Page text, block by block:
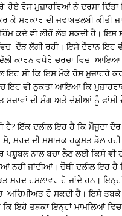
ਹੋਏ ਰੋਸ ਮੁਜ਼ਾਹਰਿਆਂ ਨੇ ਦਰਸਾ
ਸਰਕਾਰ ਦੀ ਜਵਾਬਤਲਬੀ ਕੀਤੀ
ਕਦੇ ਵੀ ਲੀਹੋਂ ਲੱਥ ਸਕਦੀ ਹੈ।
ਦੌੜ ਲੱਗੀ ਰਹੀ। ਇਸੇ ਦੌਰਾਨ ਇਹ
ਕਾਰਨ ਵਧੇਰੇ ਚਰਚਾ ਵਿਚ
ਇਹ ਸੀ ਕਿ ਇਸ ਮੌਕੇ ਰੋਸ ਮੁਜ਼ਾਹਰੇ
ਇਹ ਵੀ ਨੁਕਤਾ ਆਇਆ ਕਿ
ਦੀ ਮੰਗ ਅਤੇ ਦੋਸ਼ੀਆਂ ਨੂੰ ਫਾਂਸੀ
ਹੈ? ਇੱਕ ਦਲੀਲ ਇਹ ਹੈ ਕਿ ਮੌਜੂਦਾ
ਮਰਦ ਦੀ ਸਮਾਜਕ ਹਕੂਮਤ ਡੋਲ
ਨਾਲ ਬਚਾ ਲੈਣ ਲਈ ਕਿਸੇ ਵੀ
ਨਹੀਂ ਜਾਂਦੀਆਂ। ਚੌਥੀ ਦਲੀਲ ਇਹ ਹੈ
ਮਰਦ ਹਮਲਾਵਰ ਹੋ ਜਾਂਦੇ ਹਨ। ਇਨ੍ਹਾਂ
ਅਹਿਮੀਅਤ ਹੋ ਸਕਦੀ ਹੈ। ਇਸੇ
ਇਹੋ ਤਬਕਾ ਇਨ੍ਹਾਂ ਮਾਮਲਿਆਂ